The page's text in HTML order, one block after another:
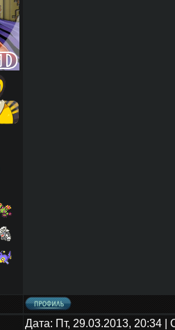
Дата: Пт, 29.03.2013, 20:34